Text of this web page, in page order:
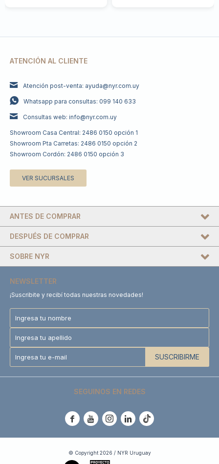
ATENCIÓN AL CLIENTE
Atención post-venta: ayuda@nyr.com.uy
Whatsapp para consultas: 099 140 633
Consultas web: info@nyr.com.uy
Showroom Casa Central: 2486 0150 opción 1
Showroom Pta Carretas: 2486 0150 opción 2
Showroom Cordón: 2486 0150 opción 3
VER SUCURSALES
DESPUÉS DE COMPRAR
SOBRE NYR
ANTES DE COMPRAR
NEWSLETTER
¡Suscribite y recibí todas nuestras novedades!
SUSCRIBIRME
SEGUINOS EN REDES
    
© Copyright 2026 / NYR Uruguay